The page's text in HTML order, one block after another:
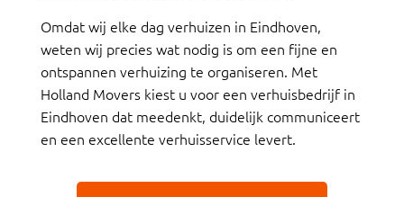
Omdat wij elke dag verhuizen in Eindhoven,
weten wij precies wat nodig is om een fijne en
ontspannen verhuizing te organiseren. Met
Holland Movers kiest u voor een verhuisbedrijf in
Eindhoven dat meedenkt, duidelijk communiceert
en een excellente verhuisservice levert.